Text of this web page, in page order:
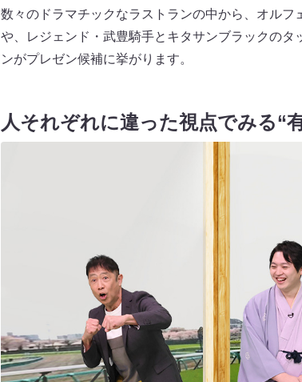
数々のドラマチックなラストランの中から、オル
や、レジェンド・武豊騎手とキタサンブラックの
ンがプレゼン候補に挙がります。
人それぞれに違った視点でみる“